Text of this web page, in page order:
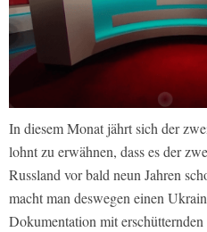
In diesem Monat jährt sich der
lohnt zu erwähnen, dass es der
Russland vor bald neun Jahren
macht man deswegen einen
Dokumentation mit